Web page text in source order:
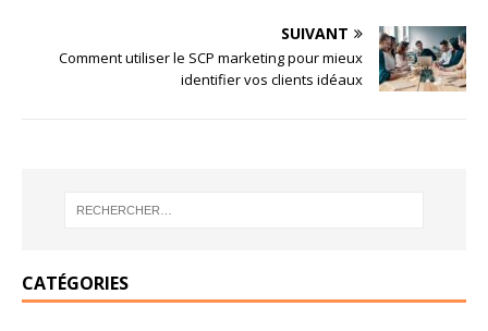
SUIVANT
Comment utiliser le SCP marketing pour mieux
identifier vos clients idéaux
CATÉGORIES